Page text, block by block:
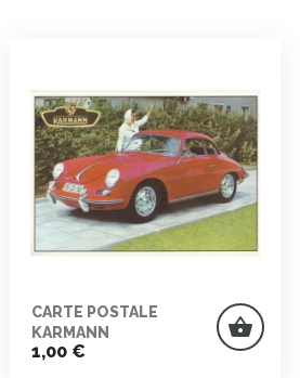
CARTE POSTALE
KARMANN
Prix
1,00 €
shopping_basket